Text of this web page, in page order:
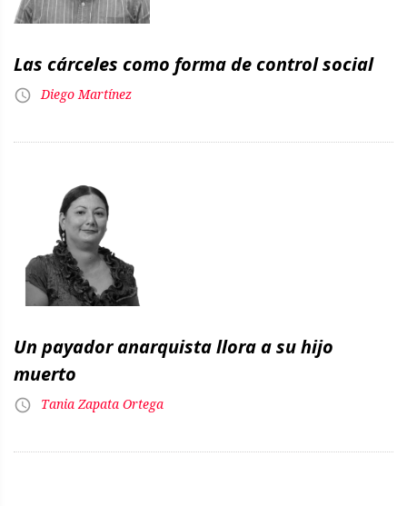
Las cárceles como forma de control social
Diego Martínez
Un payador anarquista llora a su hijo
muerto
Tania Zapata Ortega